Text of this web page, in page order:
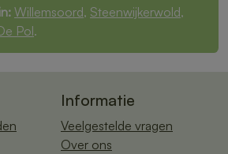
Willemsoord, Steenwijkerwold,
Pol.
Informatie
Veelgestelde vragen
Over ons